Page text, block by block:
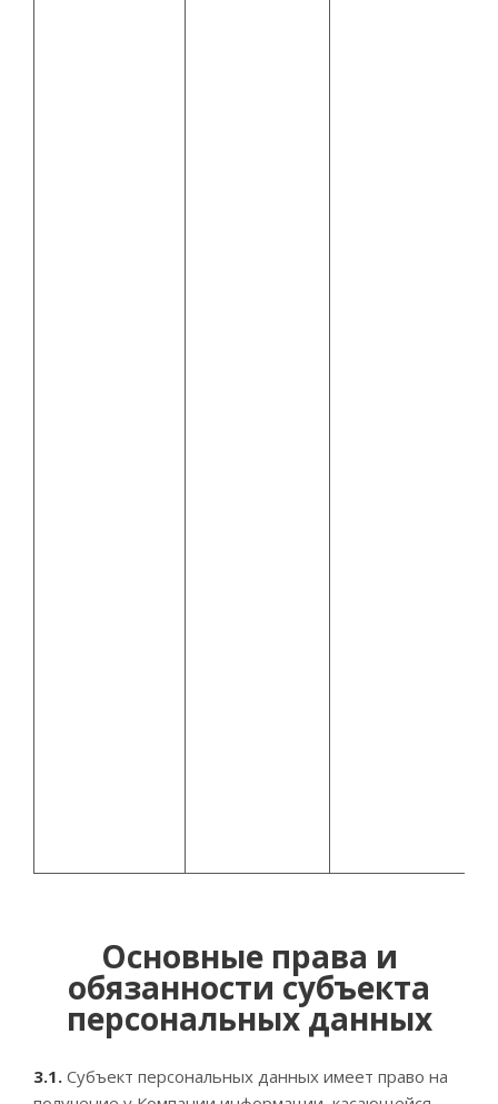
Основные права и
обязанности субъекта
персональных данных
3.1. Субъект персональных данных имеет право на